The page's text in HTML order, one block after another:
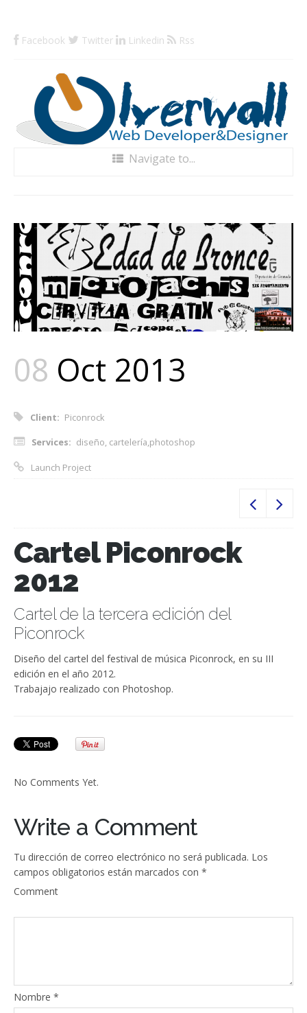
Facebook Twitter Linkedin Rss
Navigate to...
Portfolio
Servicios
Sobre Mi
08 Oct 2013
Client: Piconrock
Services: diseño, cartelería,photoshop
Launch Project
Cartel Piconrock
2012
Cartel de la tercera edición del
Piconrock
Diseño del cartel del festival de música Piconrock, en su III
edición en el año 2012.
Trabajajo realizado con Photoshop.
No Comments Yet.
Write a Comment
Tu dirección de correo electrónico no será publicada. Los
campos obligatorios están marcados con *
Comment
Nombre *